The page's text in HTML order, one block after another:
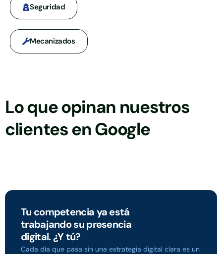
Seguridad
Mecanizados
Lo que opinan nuestros
clientes en Google
Tu competencia ya está
trabajando su presencia
digital. ¿Y tú?
Cada día que pasa sin una estrategia digital clara es un